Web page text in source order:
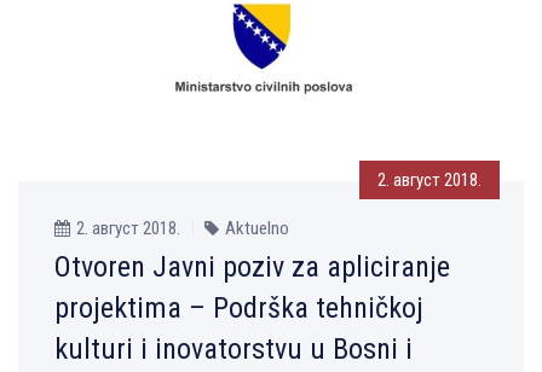
2. август 2018.
2. август 2018. Aktuelno
Otvoren Javni poziv za apliciranje
projektima – Podrška tehničkoj
kulturi i inovatorstvu u Bosni i